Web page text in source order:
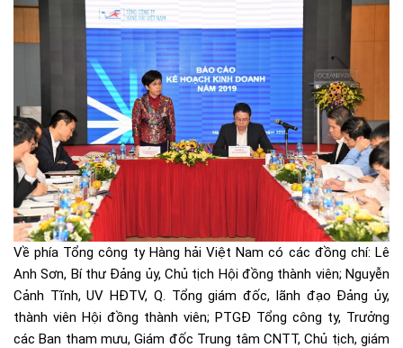
Về phía Tổng công ty Hàng hải Việt Nam có các đồng chí: Lê
Anh Sơn, Bí thư Đảng ủy, Chủ tịch Hội đồng thành viên; Nguyễn
Cảnh Tĩnh, UV HĐTV, Q. Tổng giám đốc, lãnh đạo Đảng ủy,
thành viên Hội đồng thành viên; PTGĐ Tổng công ty, Trưởng
các Ban tham mưu, Giám đốc Trung tâm CNTT, Chủ tịch, giám